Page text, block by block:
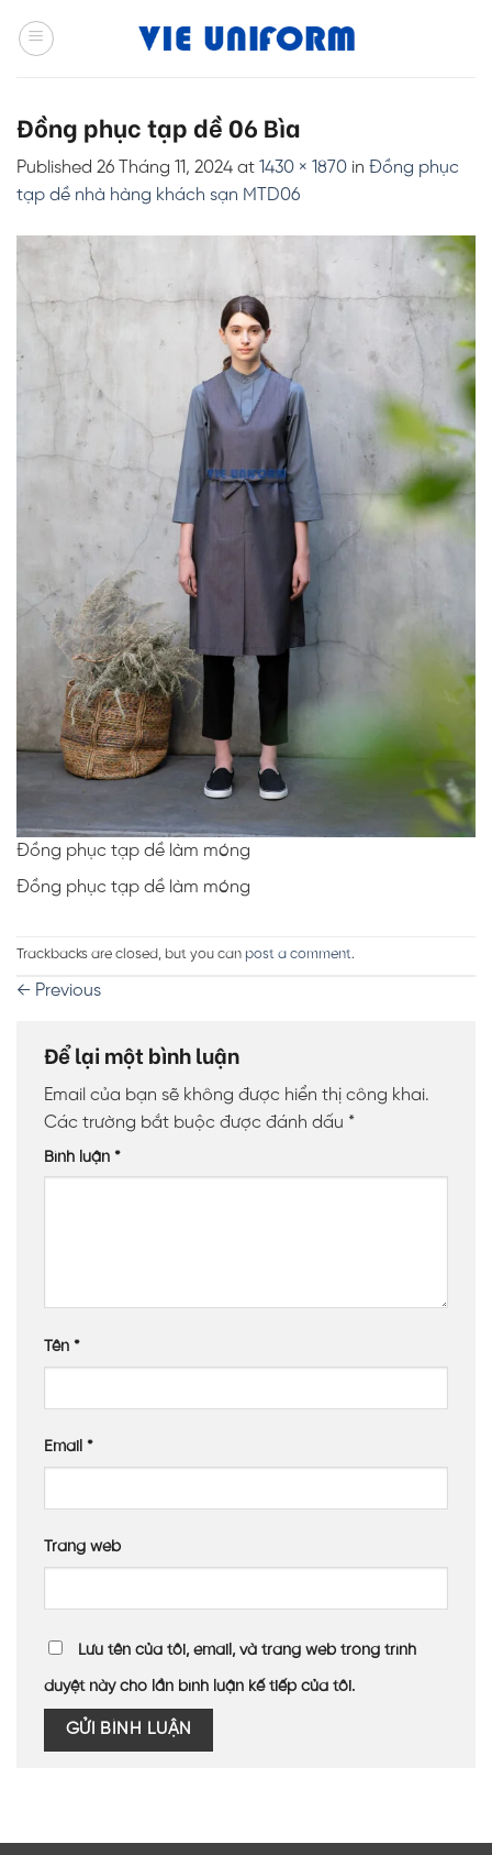
Đồng phục tạp dề 06 Bìa
Published 26 Tháng 11, 2024 at 1430 × 1870 in Đồng phục
tạp dề nhà hàng khách sạn MTD06
Đồng phục tạp dề làm móng
Đồng phục tạp dề làm móng
Trackbacks are closed, but you can post a comment.
← Previous
Để lại một bình luận
Email của bạn sẽ không được hiển thị công khai.
Các trường bắt buộc được đánh dấu *
Bình luận *
Tên *
Email *
Trang web
Lưu tên của tôi, email, và trang web trong trình
duyệt này cho lần bình luận kế tiếp của tôi.